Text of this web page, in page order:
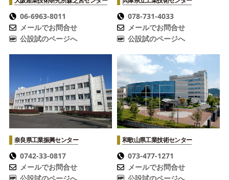
06-6963-8011
メールでお問合せ
公設試のページへ
078-731-4033
メールでお問合せ
公設試のページへ
奈良県工業振興センター
0742-33-0817
メールでお問合せ
公設試のページへ
和歌山県工業技術センター
073-477-1271
メールでお問合せ
公設試のページへ